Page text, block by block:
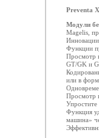
Preventa
Модули
Magelis,
Инновации
Функции
Просмотр
GT/GK и
или в
Просмотр
Функция
машина»